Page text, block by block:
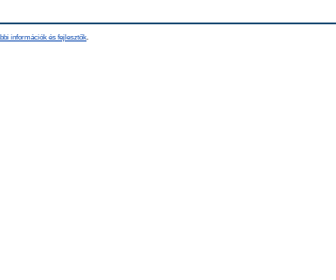
információk és fejlesztők